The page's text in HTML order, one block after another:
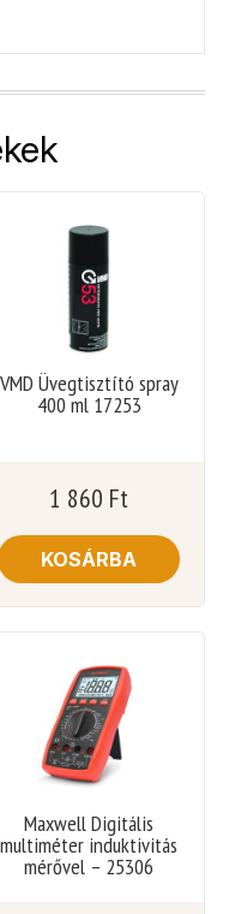
VMD Üvegtisztító spray
400 ml 17253
1 860 Ft
KOSÁRBA
Maxwell Digitális
multiméter induktivitás
mérővel – 25306